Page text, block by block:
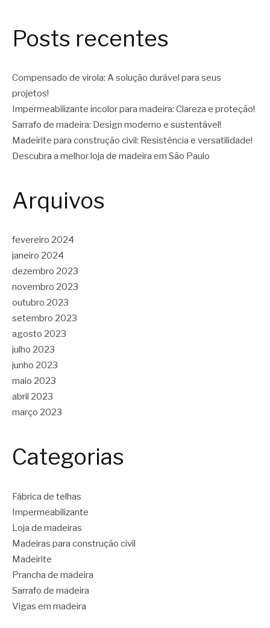
Posts recentes
Compensado de virola: A solução durável para seus
projetos!
Impermeabilizante incolor para madeira: Clareza e proteção!
Sarrafo de madeira: Design moderno e sustentável!
Madeirite para construção civil: Resistência e versatilidade!
Descubra a melhor loja de madeira em São Paulo
Arquivos
fevereiro 2024
janeiro 2024
dezembro 2023
novembro 2023
outubro 2023
setembro 2023
agosto 2023
julho 2023
junho 2023
maio 2023
abril 2023
março 2023
Categorias
Fábrica de telhas
Impermeabilizante
Loja de madeiras
Madeiras para construção civil
Madeirite
Prancha de madeira
Sarrafo de madeira
Vigas em madeira